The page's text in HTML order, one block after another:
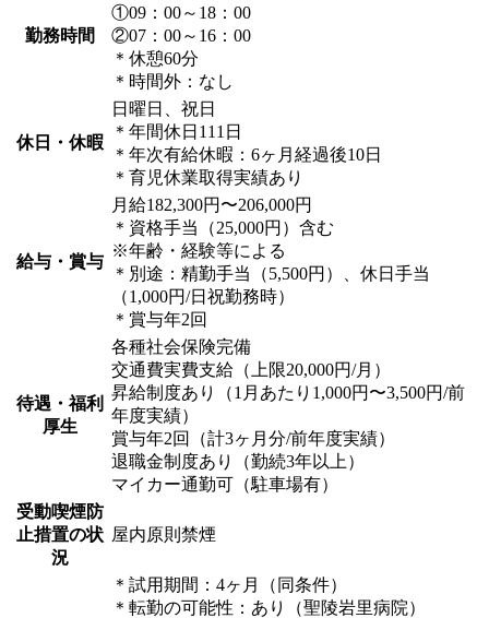
勤務時間
①09：00～18：00
②07：00～16：00
＊休憩60分
＊時間外：なし
休日・休暇
日曜日、祝日
＊年間休日111日
＊年次有給休暇：6ヶ月経過後10日
＊育児休業取得実績あり
給与・賞与
月給182,300円〜206,000円
＊資格手当（25,000円）含む
※年齢・経験等による
＊別途：精勤手当（5,500円）、休日手当
（1,000円/日祝勤務時）
＊賞与年2回
待遇・福利
厚生
各種社会保険完備
交通費実費支給（上限20,000円/月）
昇給制度あり（1月あたり1,000円〜3,500円/前
年度実績）
賞与年2回（計3ヶ月分/前年度実績）
退職金制度あり（勤続3年以上）
マイカー通勤可（駐車場有）
受動喫煙防
止措置の状
況
屋内原則禁煙
＊試用期間：4ヶ月（同条件）
＊転勤の可能性：あり（聖陵岩里病院）